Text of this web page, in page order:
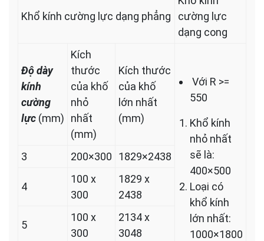
Khổ kính cường lực dạng phẳng
cường lực
dạng cong
Độ dày
kính
cường
lực (mm)
Kích
thước
của khố
nhỏ
nhất
(mm)
Kích thước
của khố
lớn nhất
(mm)
Với R >=
550
Khổ kính
nhỏ nhất
sẽ là:
400×500
Loại có
khổ kính
lớn nhất:
1000×1800
3 200×300 1829×2438
4
100 x
300
1829 x
2438
5
100 x
300
2134 x
3048